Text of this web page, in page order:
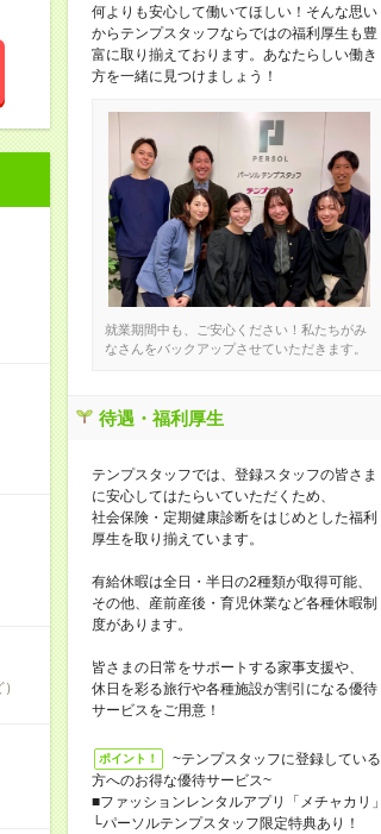
何よりも安心して働いてほしい！そんな思い
からテンプスタッフならではの福利厚生も豊
富に取り揃えております。あなたらしい働き
方を一緒に見つけましょう！
就業期間中も、ご安心ください！私たちがみ
なさんをバックアップさせていただきます。
待遇・福利厚生
テンプスタッフでは、登録スタッフの皆さま
に安心してはたらいていただくため、
社会保険・定期健康診断をはじめとした福利
厚生を取り揃えています。
有給休暇は全日・半日の2種類が取得可能、
その他、産前産後・育児休業など各種休暇制
度があります。
皆さまの日常をサポートする家事支援や、
休日を彩る旅行や各種施設が割引になる優待
サービスをご用意！
ポイント！
~テンプスタッフに登録している
方へのお得な優待サービス~
■ファッションレンタルアプリ「メチャカリ」
└パーソルテンプスタッフ限定特典あり！